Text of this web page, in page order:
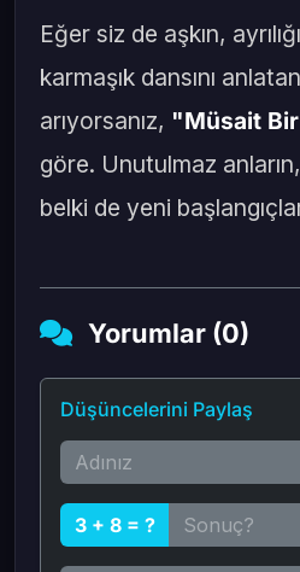
Eğer siz de aşkın,
karmaşık dansını
arıyorsanız, "Müsait
göre. Unutulmaz
belki de yeni
Yorumlar (0)
Düşüncelerini Paylaş
3 + 8 = ?